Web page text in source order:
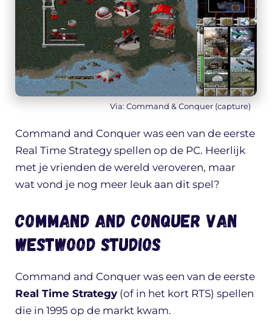
Via: Command & Conquer (capture)
Command and Conquer was een van de eerste
Real Time Strategy spellen op de PC. Heerlijk
met je vrienden de wereld veroveren, maar
wat vond je nog meer leuk aan dit spel?
Command and Conquer van
Westwood Studios
Command and Conquer was een van de eerste
Real Time Strategy (of in het kort RTS) spellen
die in 1995 op de markt kwam.